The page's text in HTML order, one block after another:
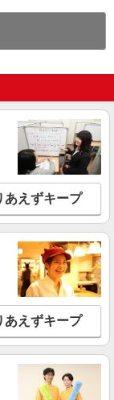
あえずキープ
あえずキープ